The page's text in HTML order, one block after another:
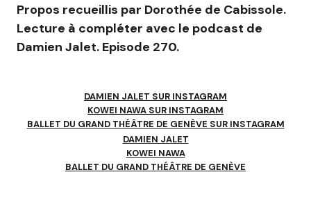
Propos recueillis par Dorothée de Cabissole.
Lecture à compléter avec le podcast de
Damien Jalet. Episode 270.
DAMIEN JALET SUR INSTAGRAM
KOWEI NAWA SUR INSTAGRAM
BALLET DU GRAND THÉÂTRE DE GENÈVE SUR INSTAGRAM
DAMIEN JALET
KOWEI NAWA
BALLET DU GRAND THÉÂTRE DE GENÈVE